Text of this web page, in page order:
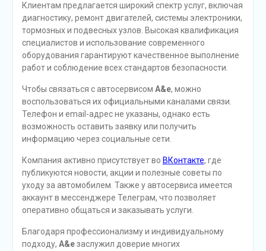
Клиентам предлагается широкий спектр услуг, включая
диагностику, ремонт двигателей, системы электроники,
тормозных и подвесных узлов. Высокая квалификация
специалистов и использование современного
оборудования гарантируют качественное выполнение
работ и соблюдение всех стандартов безопасности.
Чтобы связаться с автосервисом A&e, можно
воспользоваться их официальными каналами связи.
Телефон и email-адрес не указаны, однако есть
возможность оставить заявку или получить
информацию через социальные сети.
Компания активно присутствует во ВКонтакте, где
публикуются новости, акции и полезные советы по
уходу за автомобилем. Также у автосервиса имеется
аккаунт в мессенджере Телеграм, что позволяет
оперативно общаться и заказывать услуги.
Благодаря профессионализму и индивидуальному
подходу, A&eзаслужил доверие многих